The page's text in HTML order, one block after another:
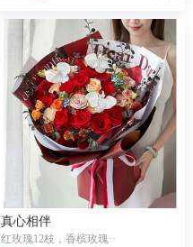
真心相伴
红玫瑰12枝，香槟玫瑰··